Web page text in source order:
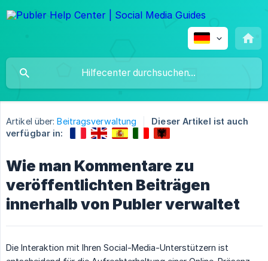
Artikel über: Beitragsverwaltung
Dieser Artikel ist auch
verfügbar in:
Wie man Kommentare zu
veröffentlichten Beiträgen
innerhalb von Publer verwaltet
Die Interaktion mit Ihren Social-Media-Unterstützern ist